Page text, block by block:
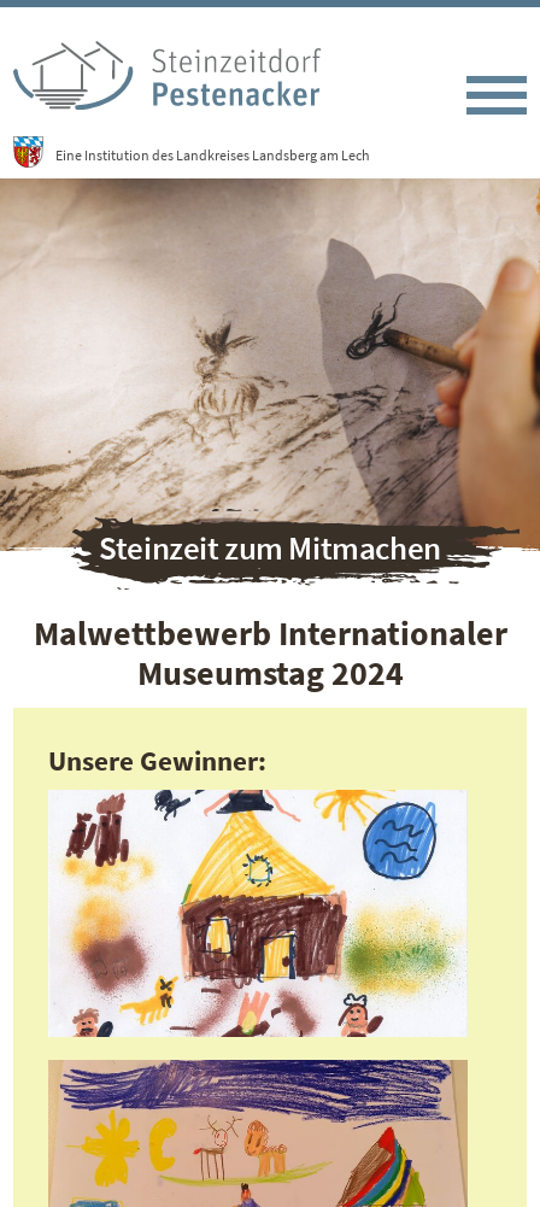
Eine Institution des Landkreises Landsberg am Lech
Steinzeit zum Mitmachen
Malwettbewerb Internationaler
Museumstag 2024
Unsere Gewinner: